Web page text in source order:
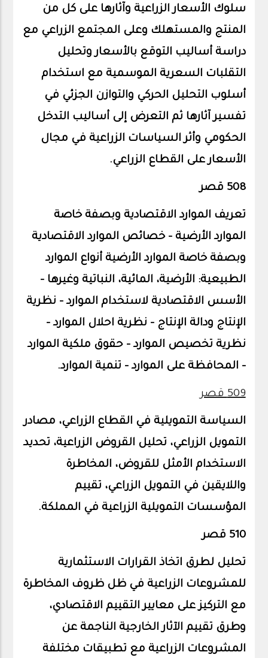
سلوك الأسعار الزراعية وآثارها على كل من
المنتج والمستهلك وعلى المجتمع الزراعي مع
دراسة أساليب التوقع بالأسعار وتحليل
التقلبات السعرية الموسمية مع استخدام
أسلوب التحليل الحركي والتوازن الجزئي في
تفسير آثارها ثم التعرض إلى أساليب التدخل
الحكومي وأثر السياسات الزراعية في مجال
الأسعار على القطاع الزراعي.
508 قصر
تعريف الموارد الاقتصادية وبصفة خاصة
الموارد الأرضية – خصائص الموارد الاقتصادية
وبصفة خاصة الموارد الأرضية أنواع الموارد
الطبيعية: الأرضية، المائية، النباتية وغيرها –
الأسس الاقتصادية لاستخدام الموارد – نظرية
الإنتاج ودالة الإنتاج – نظرية احلال الموارد –
نظرية تخصيص الموارد – حقوق ملكية الموارد
– المحافظة على الموارد – تنمية الموارد.
509 قصر
السياسة التمويلية في القطاع الزراعي، مصادر
التمويل الزراعي، تحليل القروض الزراعية، تحديد
الاستخدام الأمثل للقروض، المخاطرة
واللايقين في التمويل الزراعي، تقييم
المؤسسات التمويلية الزراعية في المملكة.
510 قصر
تحليل لطرق اتخاذ القرارات الاستثمارية
للمشروعات الزراعية في ظل ظروف المخاطرة
مع التركيز على معايير التقييم الاقتصادي،
وطرق تقييم الآثار الخارجية الناجمة عن
المشروعات الزراعية مع تطبيقات مختلفة